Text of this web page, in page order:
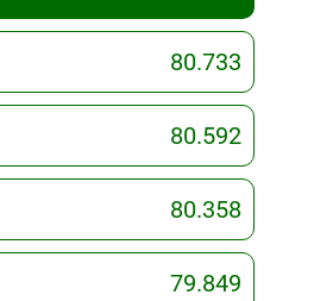
80.733
80.592
80.358
79.849